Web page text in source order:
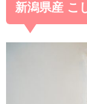
新潟県産 こ